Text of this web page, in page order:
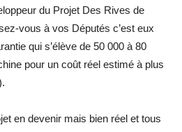
du Projet Des Rives de
vous à vos Députés c’est eux
qui s’élève de 50 000 à 80
pour un coût réel estimé à plus
en devenir mais bien réel et tous